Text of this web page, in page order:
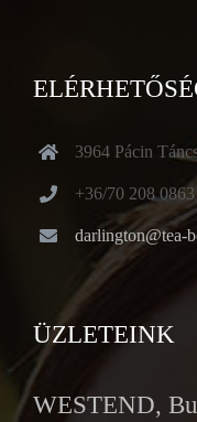
3964 Pácin
+36/70 208
darlington@tea-
ÜZLETEINK
WESTEND,